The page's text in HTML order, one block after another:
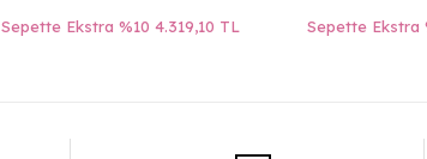
Sepette Ekstra %10 4.319,10 TL
Sepette Ekstra